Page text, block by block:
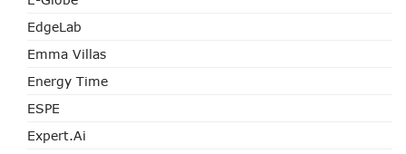
EdgeLab
Emma Villas
Energy Time
ESPE
Expert.ai